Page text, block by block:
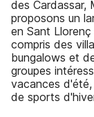
des Cardassar,
proposons un
en Sant
compris des
bungalows et
groupes
vacances d'été,
de sports